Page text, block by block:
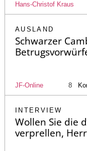
Hans-Christof Kraus
AUSLAND
Schwarzer
JF-Online 8
INTERVIEW
Wollen Sie die
verprellen,